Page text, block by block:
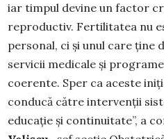
iar timpul devine un factor
reproductiv. Fertilitatea nu
personal, ci și unul care ține
servicii medicale și
coerente. Sper ca aceste
conducă către intervenții
educație și continuitate”, a